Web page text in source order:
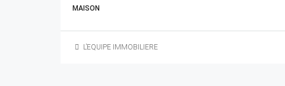
MAISON
L’EQUIPE IMMOBILIERE